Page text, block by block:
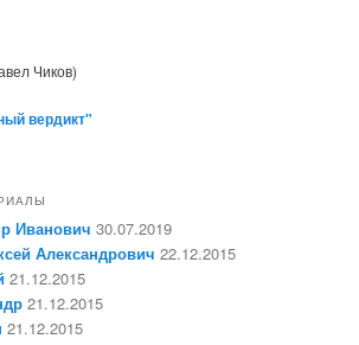
Чиков)
вердикт"
Иванович 30.07.2019
Александрович 22.12.2015
21.12.2015
21.12.2015
21.12.2015